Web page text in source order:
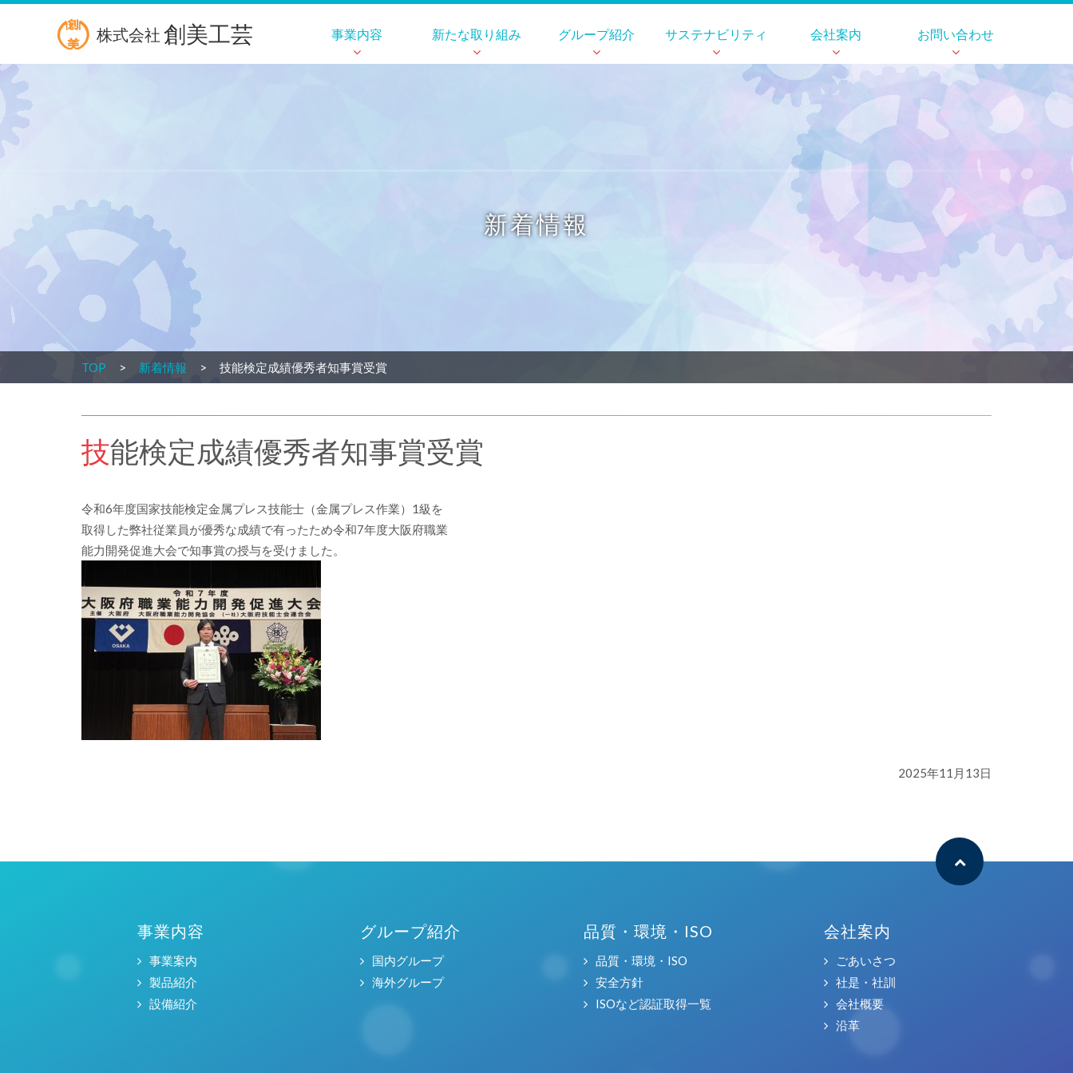
株式会社 創美工芸 事業内容 新たな取り組み グループ紹介 サステナビリティ 会社案内 お問い合わせ
新着情報
TOP 新着情報 技能検定成績優秀者知事賞受賞
技能検定成績優秀者知事賞受賞
令和6年度国家技能検定金属プレス技能士（金属プレス作業）1級を
取得した弊社従業員が優秀な成績で有ったため令和7年度大阪府職業
能力開発促進大会で知事賞の授与を受けました。
2025年11月13日
事業内容
事業案内
製品紹介
設備紹介
グループ紹介
国内グループ
海外グループ
品質・環境・ISO
品質・環境・ISO
安全方針
ISOなど認証取得一覧
会社案内
ごあいさつ
社是・社訓
会社概要
沿革